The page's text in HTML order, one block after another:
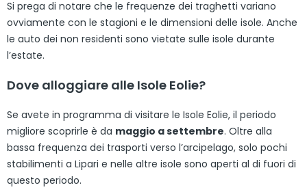
Si prega di notare che le frequenze dei traghetti variano
ovviamente con le stagioni e le dimensioni delle isole. Anche
le auto dei non residenti sono vietate sulle isole durante
l’estate.
Dove alloggiare alle Isole Eolie?
Se avete in programma di visitare le Isole Eolie, il periodo
migliore scoprirle è da maggio a settembre. Oltre alla
bassa frequenza dei trasporti verso l’arcipelago, solo pochi
stabilimenti a Lipari e nelle altre isole sono aperti al di fuori di
questo periodo.